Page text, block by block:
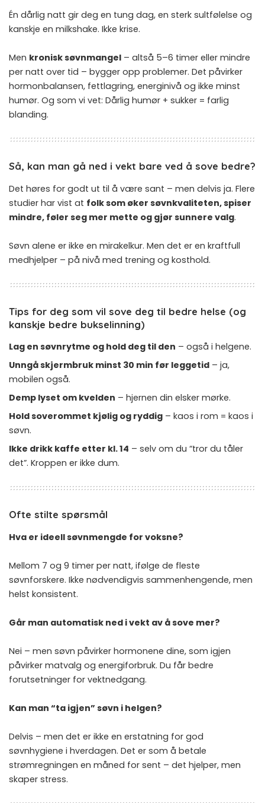
Én dårlig natt gir deg en tung dag, en sterk sultfølelse og
kanskje en milkshake. Ikke krise.
Men kronisk søvnmangel – altså 5–6 timer eller mindre
per natt over tid – bygger opp problemer. Det påvirker
hormonbalansen, fettlagring, energinivå og ikke minst
humør. Og som vi vet: Dårlig humør + sukker = farlig
blanding.
Så, kan man gå ned i vekt bare ved å sove bedre?
Det høres for godt ut til å være sant – men delvis ja. Flere
studier har vist at folk som øker søvnkvaliteten, spiser
mindre, føler seg mer mette og gjør sunnere valg.
Søvn alene er ikke en mirakelkur. Men det er en kraftfull
medhjelper – på nivå med trening og kosthold.
Tips for deg som vil sove deg til bedre helse (og
kanskje bedre bukselinning)
Lag en søvnrytme og hold deg til den – også i helgene.
Unngå skjermbruk minst 30 min før leggetid – ja,
mobilen også.
Demp lyset om kvelden – hjernen din elsker mørke.
Hold soverommet kjølig og ryddig – kaos i rom = kaos i
søvn.
Ikke drikk kaffe etter kl. 14 – selv om du “tror du tåler
det”. Kroppen er ikke dum.
Ofte stilte spørsmål
Hva er ideell søvnmengde for voksne?
Mellom 7 og 9 timer per natt, ifølge de fleste
søvnforskere. Ikke nødvendigvis sammenhengende, men
helst konsistent.
Går man automatisk ned i vekt av å sove mer?
Nei – men søvn påvirker hormonene dine, som igjen
påvirker matvalg og energiforbruk. Du får bedre
forutsetninger for vektnedgang.
Kan man “ta igjen” søvn i helgen?
Delvis – men det er ikke en erstatning for god
søvnhygiene i hverdagen. Det er som å betale
strømregningen en måned for sent – det hjelper, men
skaper stress.